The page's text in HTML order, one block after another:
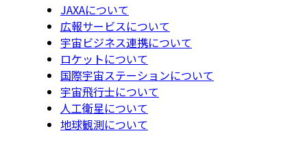
JAXAについて
広報サービスについて
宇宙ビジネス連携について
ロケットについて
国際宇宙ステーションについて
宇宙飛行士について
人工衛星について
地球観測について